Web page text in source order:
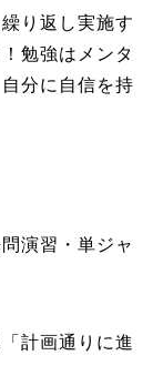
り返し実施す
勉強はメンタ
分に自信を持
演習・単ジャ
計画通りに進